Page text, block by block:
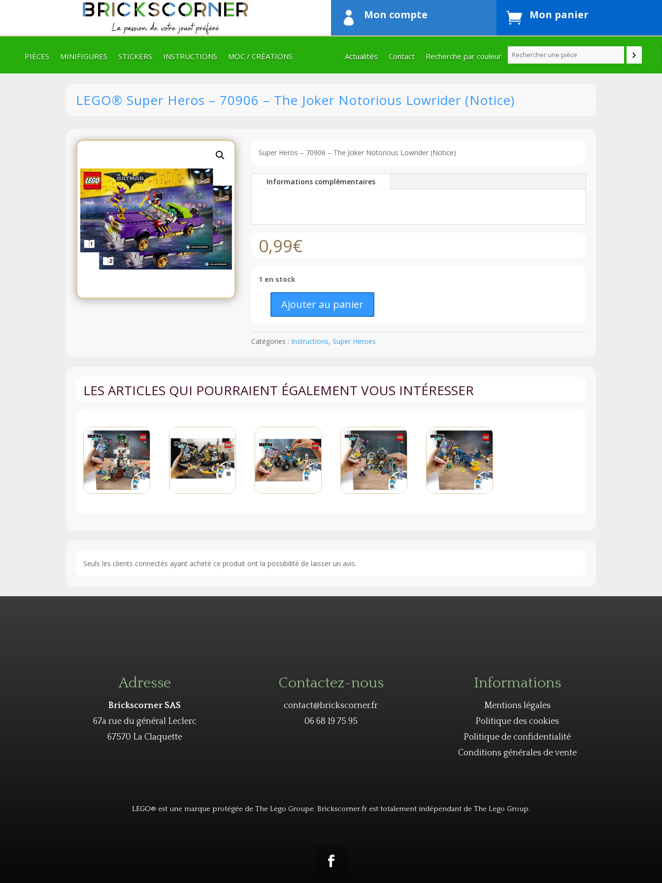
 Mon compte  Mon panier
PIÈCES MINIFIGURES STICKERS INSTRUCTIONS MOC / CRÉATIONS Actualités Contact Recherche par couleur
LEGO® Super Heros – 70906 – The Joker Notorious Lowrider (Notice)
Super Heros – 70906 – The Joker Notorious Lowrider (Notice)
Informations complémentaires
0,99€
1 en stock
quantité
LEGO®
Super
-
(Notice)
Ajouter au panier
Catégories : Instructions, Super Heroes
LES ARTICLES QUI POURRAIENT ÉGALEMENT VOUS INTÉRESSER
Seuls les clients connectés ayant acheté ce produit ont la possibilité de laisser un avis.
Adresse
Brickscorner SAS
67a rue du général Leclerc
67570 La Claquette
Contactez-nous
contact@brickscorner.fr
06 68 19 75 95
Informations
Mentions légales
Politique des cookies
Politique de confidentialité
Conditions générales de vente
LEGO® est une marque protégée de The Lego Groupe. Brickscorner.fr est totalement indépendant de The Lego Group.